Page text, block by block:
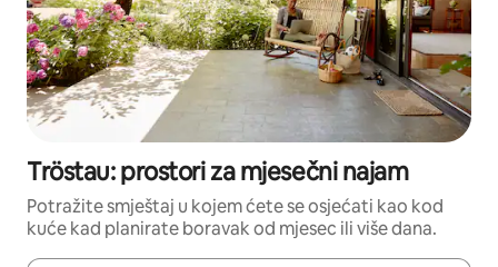
Tröstau: prostori za mjesečni najam
Potražite smještaj u kojem ćete se osjećati kao kod
kuće kad planirate boravak od mjesec ili više dana.